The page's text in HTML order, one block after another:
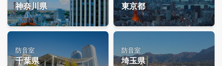
神奈川県 東京都
防音室
千葉県
防音室
埼玉県